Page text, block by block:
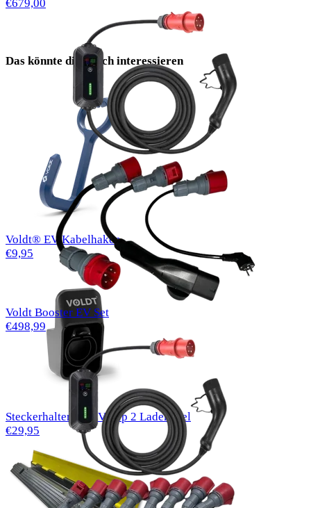
Das könnte dich auch interessieren
Voldt® EV-Kabelhaken
€9,95
Steckerhalter für EV Typ 2 Ladekabel
€29,95
€679,00
Voldt Booster EV Set
€498,99